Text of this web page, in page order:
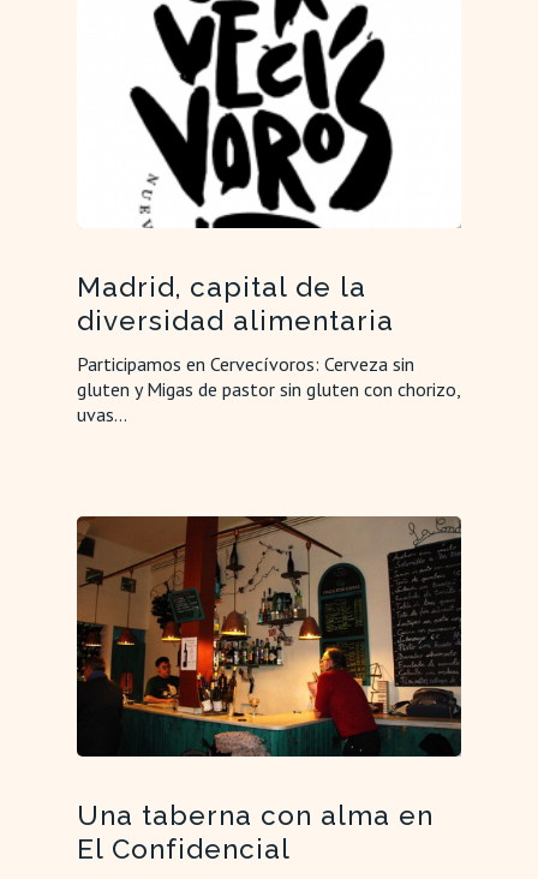
Madrid, capital de la
diversidad alimentaria
Participamos en Cervecívoros: Cerveza sin
gluten y Migas de pastor sin gluten con chorizo,
uvas…
Una taberna con alma en
El Confidencial